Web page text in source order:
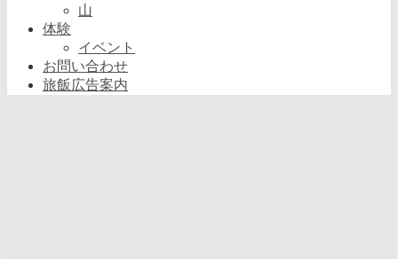
山
体験
イベント
お問い合わせ
旅飯広告案内